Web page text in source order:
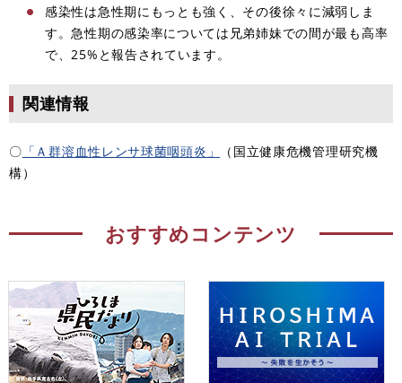
感染性は急性期にもっとも強く、その後徐々に減弱しま
す。急性期の感染率については兄弟姉妹での間が最も高率
で、25%と報告されています。
関連情報
〇 「Ａ群溶血性レンサ球菌咽頭炎」
（国立健康危機管理研究機
構）
おすすめコンテンツ